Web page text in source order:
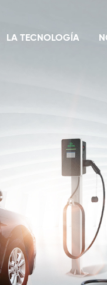
LA TECNOLOGÍA